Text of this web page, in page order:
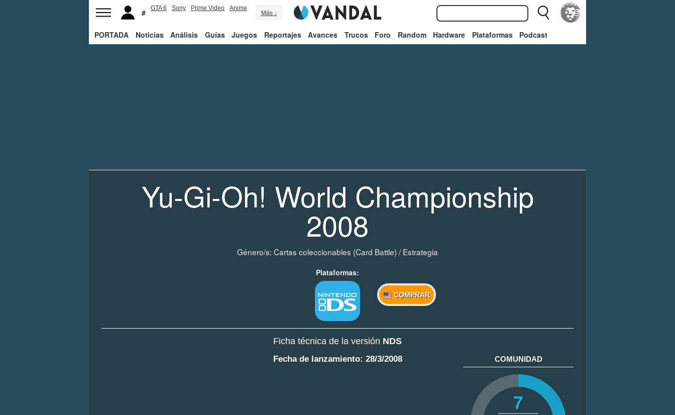
GTA 6 Sony Prime Video Anime
Más ↓
PORTADA Noticias Análisis Guías Juegos Reportajes Avances Trucos Foro Random Hardware Plataformas Podcast
Yu-Gi-Oh! World Championship
2008
Género/s: Cartas coleccionables (Card Battle) /Estrategia
Plataformas:
COMPRAR
Ficha técnica de la versión NDS
Fecha de lanzamiento: 28/3/2008 COMUNIDAD
7